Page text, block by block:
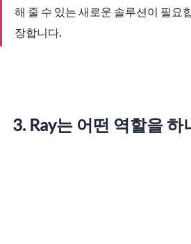
해 줄 수 있는 새로운 솔루션이 필요
장합니다.
3. Ray는 어떤 역할을 하